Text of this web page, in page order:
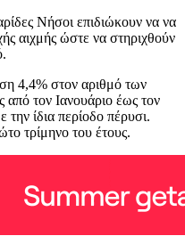
Νήσοι επιδιώκουν να να
αιχμής ώστε να στηριχθούν
4,4% στον αριθμό των
από τον Ιανουάριο έως τον
ίδια περίοδο πέρυσι.
τρίμηνο του έτους.